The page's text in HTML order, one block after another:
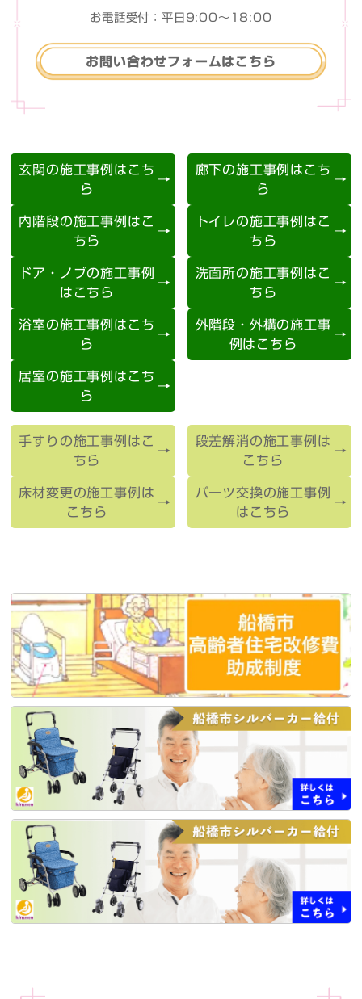
お電話受付：平日9:00〜18:00
お問い合わせフォームはこちら
玄関の施工事例はこち
ら
廊下の施工事例はこち
ら
内階段の施工事例はこ
ちら
トイレの施工事例はこ
ちら
ドア・ノブの施工事例
はこちら
洗面所の施工事例はこ
ちら
浴室の施工事例はこち
ら
外階段・外構の施工事
例はこちら
居室の施工事例はこち
ら
手すりの施工事例はこ
ちら
段差解消の施工事例は
こちら
床材変更の施工事例は
こちら
パーツ交換の施工事例
はこちら